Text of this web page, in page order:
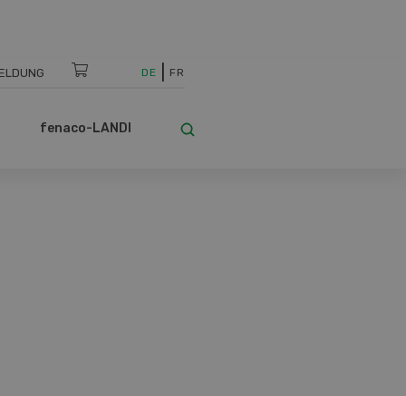
DE FR
fenaco-LANDI